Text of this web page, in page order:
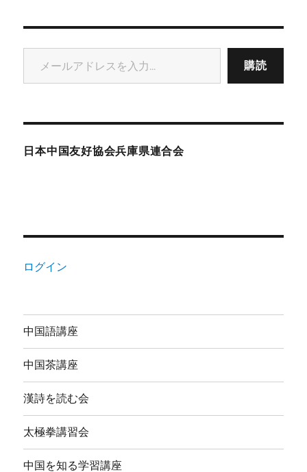
メールアドレスを入力...
購読
日本中国友好協会兵庫県連合会
ログイン
中国語講座
中国茶講座
漢詩を読む会
太極拳講習会
中国を知る学習講座